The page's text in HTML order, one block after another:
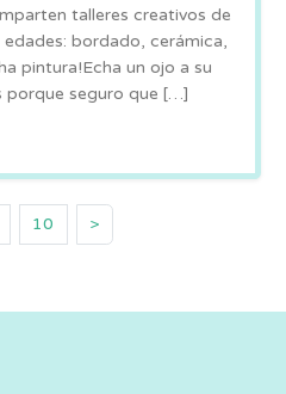
talleres creativos de
bordado, cerámica,
pintura!Echa un ojo a su
porque seguro que […]
10 >